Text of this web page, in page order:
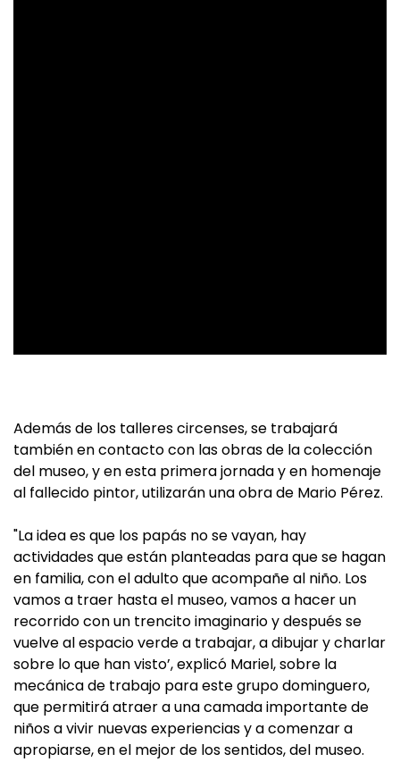
Además de los talleres circenses, se trabajará
también en contacto con las obras de la colección
del museo, y en esta primera jornada y en homenaje
al fallecido pintor, utilizarán una obra de Mario Pérez.
"La idea es que los papás no se vayan, hay
actividades que están planteadas para que se hagan
en familia, con el adulto que acompañe al niño. Los
vamos a traer hasta el museo, vamos a hacer un
recorrido con un trencito imaginario y después se
vuelve al espacio verde a trabajar, a dibujar y charlar
sobre lo que han visto’, explicó Mariel, sobre la
mecánica de trabajo para este grupo dominguero,
que permitirá atraer a una camada importante de
niños a vivir nuevas experiencias y a comenzar a
apropiarse, en el mejor de los sentidos, del museo.